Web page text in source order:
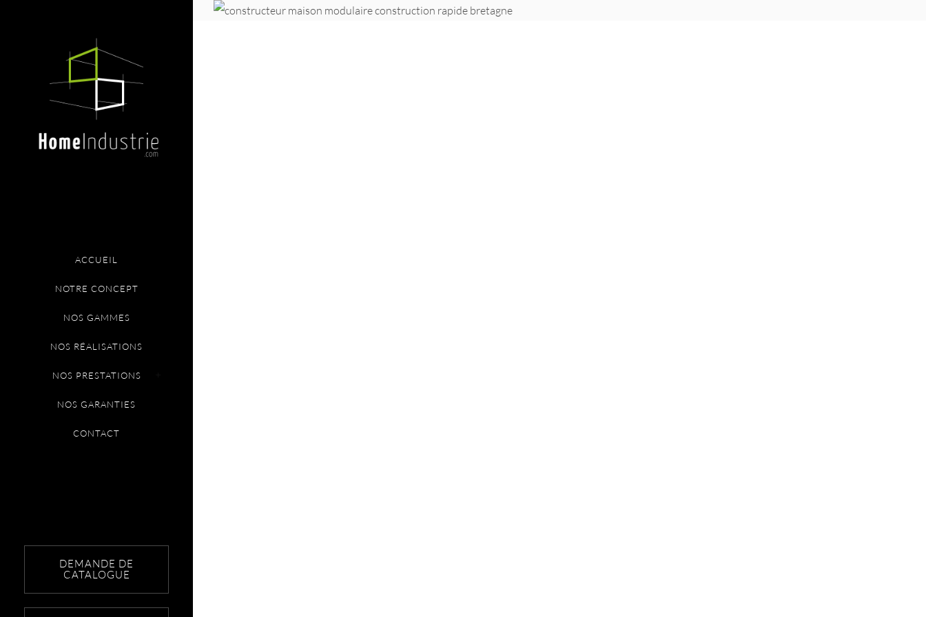
ACCUEIL
NOTRE CONCEPT
NOS GAMMES
NOS RÉALISATIONS
NOS PRESTATIONS
NOS GARANTIES
CONTACT
DEMANDE DE
CATALOGUE